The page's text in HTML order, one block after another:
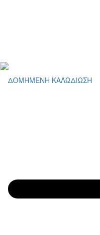
ΔΟΜΗΜΕΝΗ ΚΑΛΩΔΙΩΣΗ